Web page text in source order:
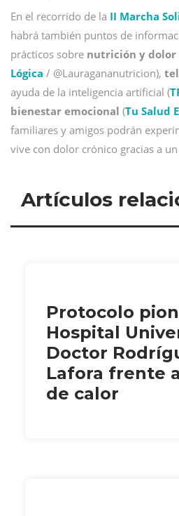
En el recorrido de la II Marcha
habrá también puntos de
prácticos sobre nutrición y dolor
Lógica / @Lauragananutricion),
ayuda de la inteligencia artificial (
bienestar emocional (Tu Salud
familiares y amigos podrán
vive con dolor crónico gracias a
Artículos
Protocolo
Hospital
Doctor
Lafora frente
de calor